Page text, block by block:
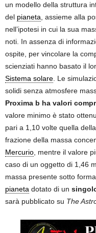
un modello della struttura
del pianeta , assieme alla
nell’ipotesi in cui la sua
noti. In assenza di
ospite, per vincolare la
scienziati hanno basato il
Sistema solare . Le
solidi senza atmosfere
Proxima b ha valori
valore minimo è stato
pari a 1,10 volte quella della
frazione della massa
Mercurio , mentre il valore
caso di un oggetto di 1,46
massa presente sotto forma
pianeta dotato di un
sarà pubblicato su The